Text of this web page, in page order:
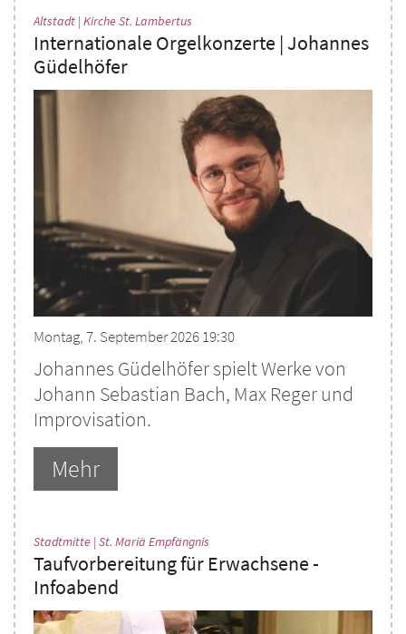
Altstadt | Kirche St. Lambertus
Internationale Orgelkonzerte | Johannes
Güdelhöfer
Montag, 7. September 2026 19:30
Johannes Güdelhöfer spielt Werke von
Johann Sebastian Bach, Max Reger und
Improvisation.
Mehr
Stadtmitte | St. Mariä Empfängnis
Taufvorbereitung für Erwachsene -
Infoabend